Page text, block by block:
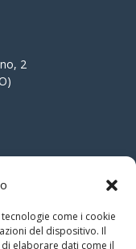
come i cookie
del dispositivo. Il
elaborare dati come il
2
dei redditi e
per mille".